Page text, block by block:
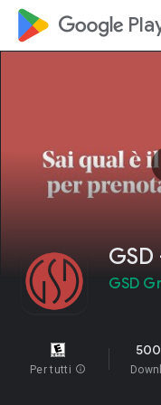
google_logo
GSD
Per tutti info